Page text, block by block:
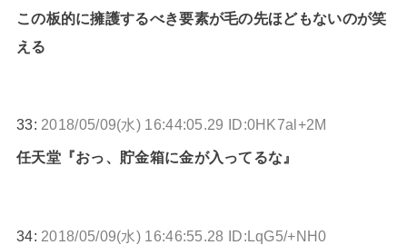
この板的に擁護するべき要素が毛の先ほどもないのが笑
える
33: 2018/05/09(水) 16:44:05.29 ID:0HK7al+2M
任天堂『おっ、貯金箱に金が入ってるな』
34: 2018/05/09(水) 16:46:55.28 ID:LqG5/+NH0